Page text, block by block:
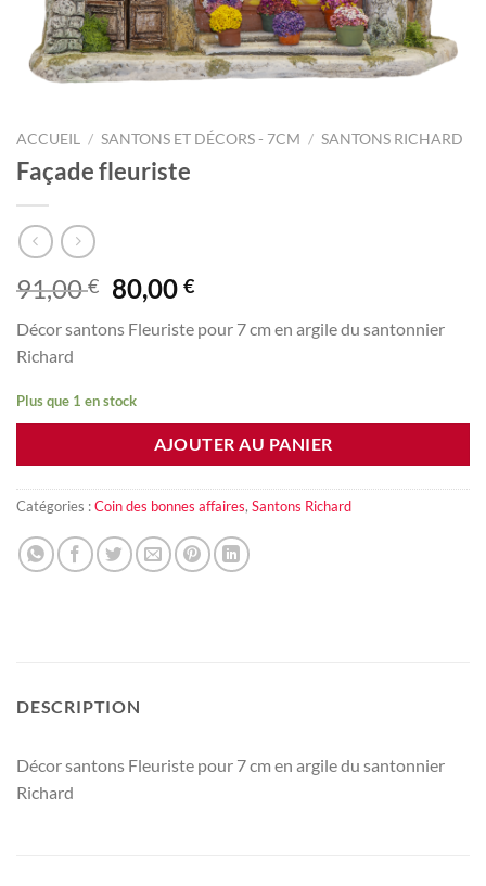
ACCUEIL / SANTONS ET DÉCORS - 7CM / SANTONS RICHARD
Façade fleuriste
91,00€ Le
prix
initial
91,00 €.
80,00€Le
actuel
Décor santons Fleuriste pour 7 cm en argile du santonnier
Richard
Plus que 1 en stock
AJOUTER AU PANIER
Catégories :Coin des bonnes affaires, Santons Richard
DESCRIPTION
Décor santons Fleuriste pour 7 cm en argile du santonnier
Richard